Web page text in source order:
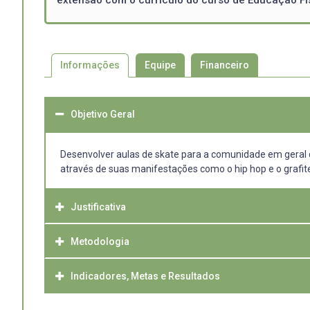
Informações Equipe Financeiro
Objetivo Geral
Desenvolver aulas de skate para a comunidade em
através de suas manifestações como o hip hop e o
Justificativa
O processo de esportivização do Skate no Brasil iniciou
dezembro de 1976 foi inaugurada a primeira pista de
calçadas e ladeiras, para o estilo Bowlriding. Em 1977
Metodologia
O método de trabalho a ser utilizado será descrito de
Indicadores, Metas e Resultados